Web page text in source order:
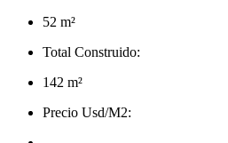
52 m²
Total Construido:
142 m²
Precio Usd/M2: